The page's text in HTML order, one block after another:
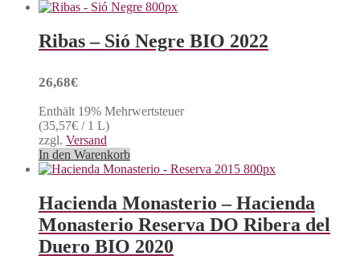
Ribas – Sió Negre BIO 2022
26,68€
Enthält 19% Mehrwertsteuer
(35,57€ / 1 L)
zzgl. Versand
In den Warenkorb
Hacienda Monasterio – Hacienda
Monasterio Reserva DO Ribera del
Duero BIO 2020